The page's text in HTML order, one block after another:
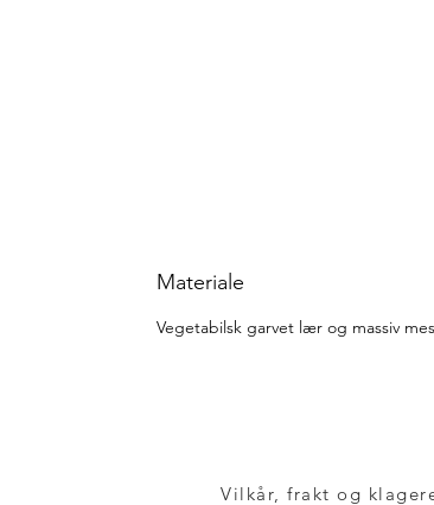
Materiale
Vegetabilsk garvet lær og massiv
Vilkår, frakt og